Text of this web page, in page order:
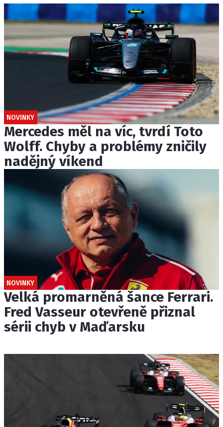
NOVINKY
Mercedes měl na víc, tvrdí Toto
Wolff. Chyby a problémy zničily
nadějný víkend
NOVINKY
Velká promarněná šance Ferrari.
Fred Vasseur otevřeně přiznal
sérii chyb v Maďarsku